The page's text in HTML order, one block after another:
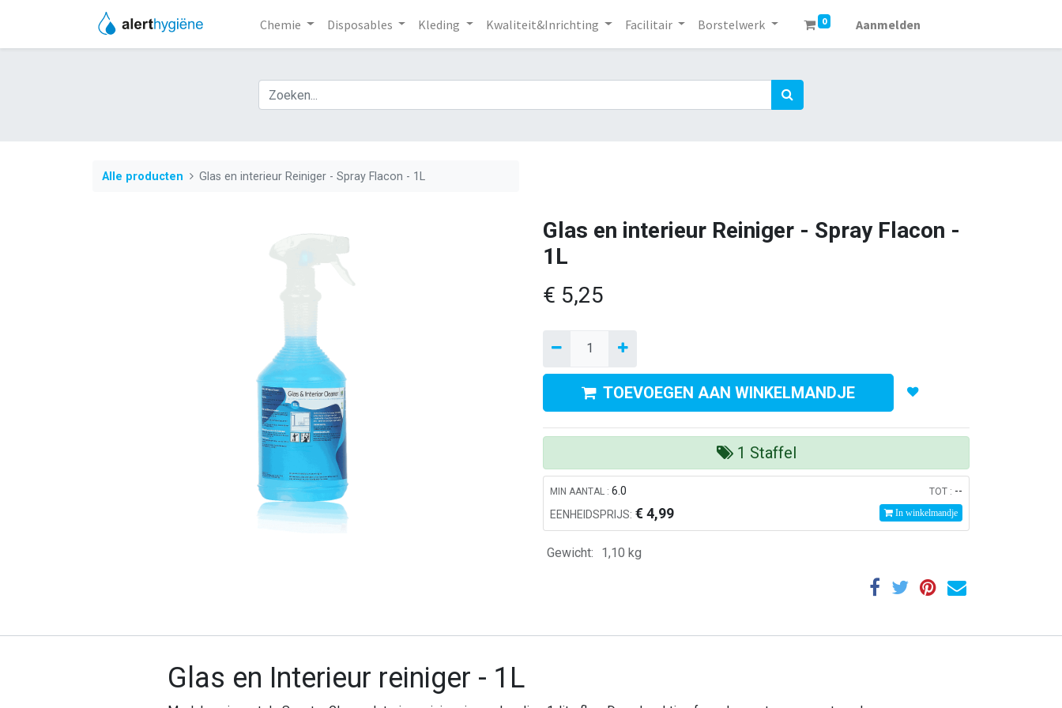
Chemie Disposables Kleding Kwaliteit&Inrichting Facilitair Borstelwerk 0 Aanmelden
Alle producten Glas en interieur Reiniger - Spray Flacon - 1L
Glas en interieur Reiniger - Spray Flacon -
1L
€ 5,25
TOEVOEGEN AAN WINKELMANDJE
1 Staffel
MIN AANTAL : 6.0 TOT : --
EENHEIDSPRIJS: €4,99 In winkelmandje
Gewicht: 1,10 kg
Glas en Interieur reiniger - 1L
Verzendcondities
Opnieuw bestellen
levert een compleet pakket van hygiëne producten en
wijze optimaal en verantwoord gewerkt kan worden.